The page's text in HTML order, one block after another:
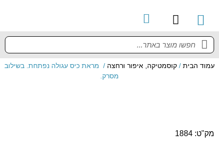
עמוד הבית / קוסמטיקה, איפור ורחצה / מראת כיס עגולה נפתחת. בשילוב
מסרק.
מק"ט: 1884